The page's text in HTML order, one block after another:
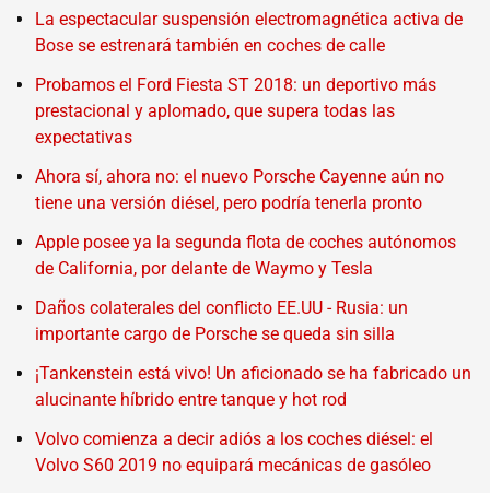
La espectacular suspensión electromagnética activa de
Bose se estrenará también en coches de calle
Probamos el Ford Fiesta ST 2018: un deportivo más
prestacional y aplomado, que supera todas las
expectativas
Ahora sí, ahora no: el nuevo Porsche Cayenne aún no
tiene una versión diésel, pero podría tenerla pronto
Apple posee ya la segunda flota de coches autónomos
de California, por delante de Waymo y Tesla
Daños colaterales del conflicto EE.UU - Rusia: un
importante cargo de Porsche se queda sin silla
¡Tankenstein está vivo! Un aficionado se ha fabricado un
alucinante híbrido entre tanque y hot rod
Volvo comienza a decir adiós a los coches diésel: el
Volvo S60 2019 no equipará mecánicas de gasóleo